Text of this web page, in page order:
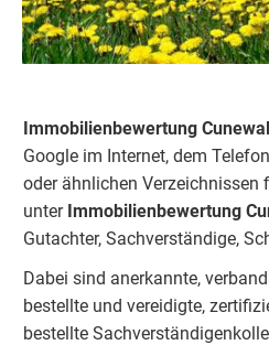
Immobilienbewertung
Google im Internet, dem
oder ähnlichen Verzeichnissen
unter Immobilienbewertung
Gutachter, Sachverständige,
Dabei sind anerkannte,
bestellte und vereidigte,
bestellte